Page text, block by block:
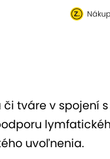
tváre v spojení
uvoľnenia.